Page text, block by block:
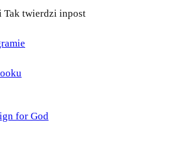
Tak twierdzi inpost